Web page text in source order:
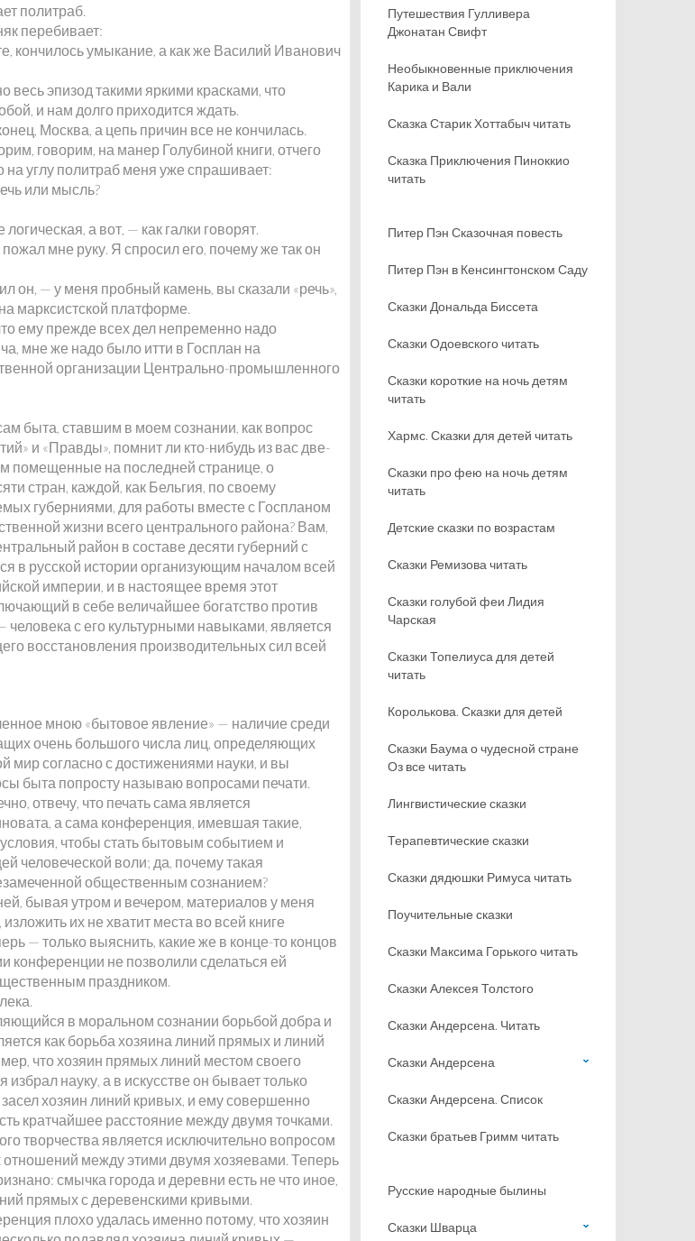
политраб.
перебивает:
кончилось умыкание, а как же Василий Иванович
весь эпизод такими яркими красками, что
и нам долго приходится ждать.
Москва, а цепь причин все не кончилась.
говорим, на манер Голубиной книги, отчего
на углу политраб меня уже спрашивает:
или мысль?
а вот, — как галки говорят.
мне руку. Я спросил его, почему же так он
он, — у меня пробный камень, вы сказали «речь»,
марксистской платформе.
ему прежде всех дел непременно надо
мне же надо было итти в Госплан на
организации Центрально-промышленного
быта, ставшим в моем сознании, как вопрос
и «Правды», помнит ли кто-нибудь из вас две-
помещенные на последней странице, о
стран, каждой, как Бельгия, по своему
губерниями, для работы вместе с Госпланом
жизни всего центрального района? Вам,
район в составе десяти губерний с
в русской истории организующим началом всей
империи, и в настоящее время этот
в себе величайшее богатство против
человека с его культурными навыками, является
восстановления производительных сил всей
мною «бытовое явление» — наличие среди
очень большого числа лиц, определяющих
мир согласно с достижениями науки, и вы
быта попросту называю вопросами печати.
отвечу, что печать сама является
а сама конференция, имевшая такие,
чтобы стать бытовым событием и
человеческой воли; да, почему такая
общественным сознанием?
бывая утром и вечером, материалов у меня
их не хватит места во всей книге
— только выяснить, какие же в конце-то концов
конференции не позволили сделаться ей
праздником.
в моральном сознании борьбой добра и
как борьба хозяина линий прямых и линий
что хозяин прямых линий местом своего
науку, а в искусстве он бывает только
засел хозяин линий кривых, и ему совершенно
кратчайшее расстояние между двумя точками.
творчества является исключительно вопросом
между этими двумя хозяевами. Теперь
смычка города и деревни есть не что иное,
прямых с деревенскими кривыми.
плохо удалась именно потому, что хозяин
Путешествия Гулливера
Джонатан Свифт
Необыкновенные приключения
Карика и Вали
Сказка Старик Хоттабыч читать
Сказка Приключения Пиноккио
читать
Питер Пэн Сказочная повесть
Питер Пэн в Кенсингтонском Саду
Сказки Дональда Биссета
Сказки Одоевского читать
Сказки короткие на ночь детям
читать
Хармс. Сказки для детей читать
Сказки про фею на ночь детям
читать
Детские сказки по возрастам
Сказки Ремизова читать
Сказки голубой феи Лидия
Чарская
Сказки Топелиуса для детей
читать
Королькова. Сказки для детей
Сказки Баума о чудесной стране
Оз все читать
Лингвистические сказки
Терапевтические сказки
Сказки дядюшки Римуса читать
Поучительные сказки
Сказки Максима Горького читать
Сказки Алексея Толстого
Сказки Андерсена. Читать
Сказки Андерсена
Сказки Андерсена. Список
Сказки братьев Гримм читать
Русские народные былины
Сказки Шварца